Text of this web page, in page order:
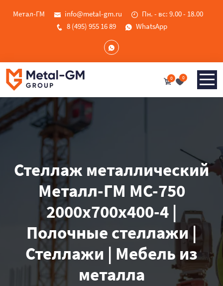
Метал-ГМ info@metal-gm.ru
Пн. - вс: 9.00 - 18.00
8 (495) 955 16 89
WhatsApp
0 0
Стеллаж металлический
Металл-ГМ МС-750
2000x700x400-4 |
Полочные стеллажи |
Стеллажи | Мебель из
металла